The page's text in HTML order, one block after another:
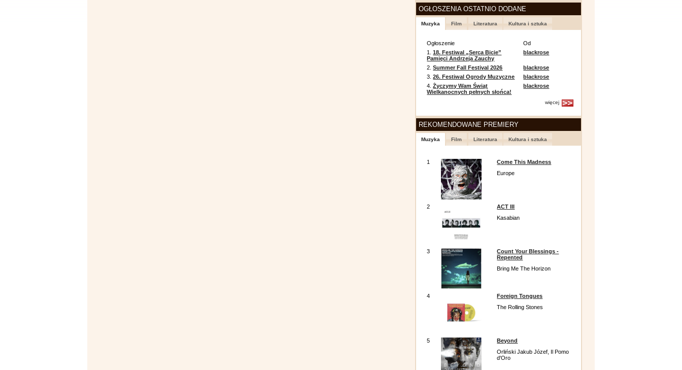
OGŁOSZENIA OSTATNIO DODANE
Muzyka Film Literatura Kultura i sztuka
Ogłoszenie
Od
1.18. Festiwal „Serca Bicie”
Pamięci Andrzeja Zauchy
blackrose
2.Summer Fall Festival 2026
blackrose
3.26. Festiwal Ogrody Muzyczne
blackrose
4.Życzymy Wam Świąt
Wielkanocnych pełnych słońca!
blackrose
więcej
REKOMENDOWANE PREMIERY
Muzyka Film Literatura Kultura i sztuka
1
Come This Madness
Europe
2
ACT III
Kasabian
3
Count Your Blessings -
Repented
Bring Me The Horizon
4
Foreign Tongues
The Rolling Stones
5
Beyond
Orliński Jakub Józef, Il Pomo
d'Oro